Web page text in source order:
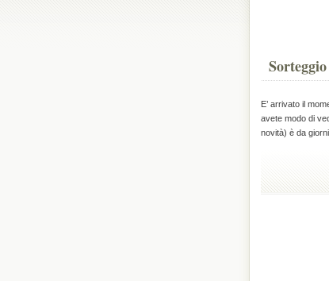
E’ arrivato il
avete modo di
novità) è da